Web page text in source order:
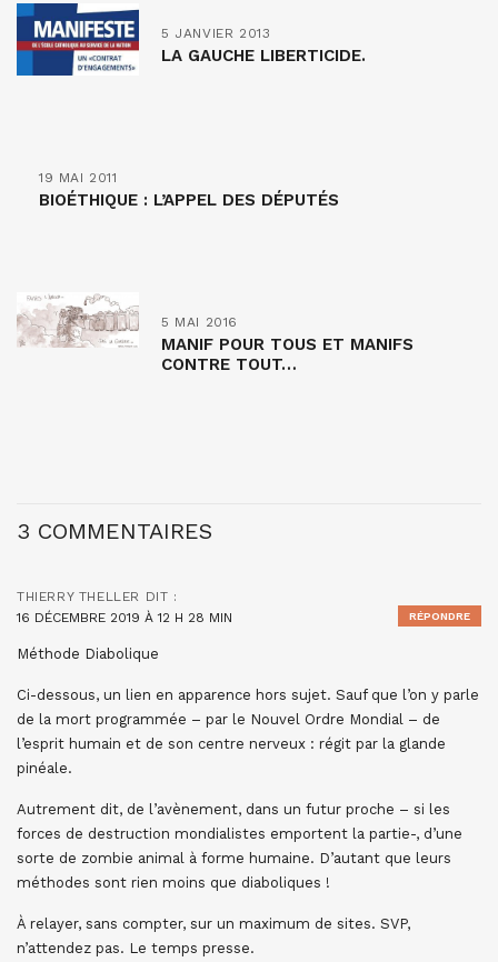
5 JANVIER 2013
LA GAUCHE LIBERTICIDE.
19 MAI 2011
BIOÉTHIQUE : L’APPEL DES DÉPUTÉS
5 MAI 2016
MANIF POUR TOUS ET MANIFS
CONTRE TOUT…
3 COMMENTAIRES
THIERRY THELLER DIT :
16 DÉCEMBRE 2019 À 12 H 28 MIN
Méthode Diabolique
Ci-dessous, un lien en apparence hors sujet. Sauf que l’on y parle
de la mort programmée – par le Nouvel Ordre Mondial – de
l’esprit humain et de son centre nerveux : régit par la glande
pinéale.
Autrement dit, de l’avènement, dans un futur proche – si les
forces de destruction mondialistes emportent la partie-, d’une
sorte de zombie animal à forme humaine. D’autant que leurs
méthodes sont rien moins que diaboliques !
À relayer, sans compter, sur un maximum de sites. SVP,
n’attendez pas. Le temps presse.
RÉPONDRE